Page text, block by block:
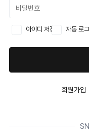
아이디 저장 자동 로그
회원가입